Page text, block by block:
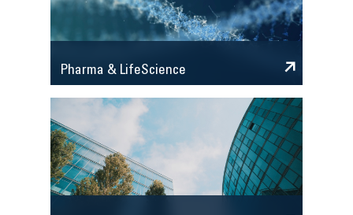
Pharma & LifeScience